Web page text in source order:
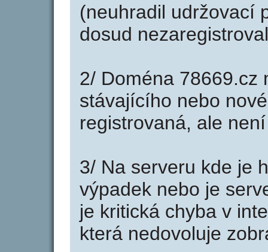
(neuhradil udržovací
dosud
2/ Doména 78669.cz
stávajícího nebo
registrovaná, ale
3/ Na serveru kde je
výpadek nebo je
je kritická chyba v
která nedovoluje